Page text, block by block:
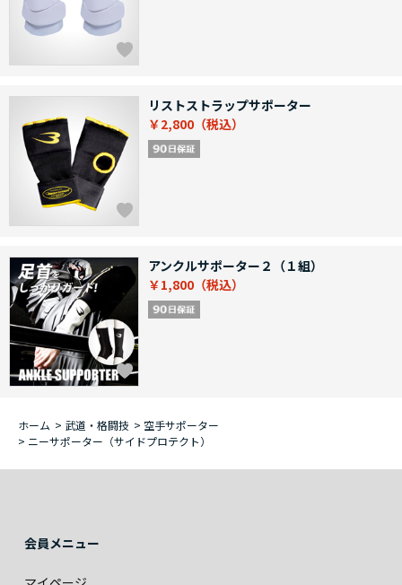
リストストラップサポーター
￥2,800
アンクルサポーター２（１組）
￥1,800
ホーム > 武道・格闘技 > 空手サポーター
> ニーサポーター（サイドプロテクト）
会員メニュー